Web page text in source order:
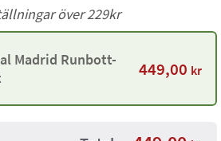
över 229kr
Madrid Runbott-
449,00 kr